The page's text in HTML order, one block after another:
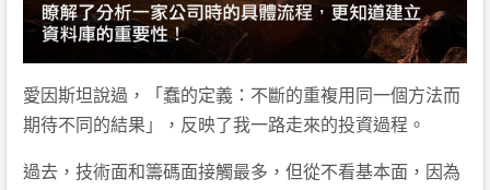
愛因斯坦說過，「蠢的定義：不斷的重複用同一個方法而
期待不同的結果」，反映了我一路走來的投資過程。
過去，技術面和籌碼面接觸最多，但從不看基本面，因為